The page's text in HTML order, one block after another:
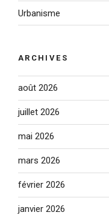
Urbanisme
ARCHIVES
août 2026
juillet 2026
mai 2026
mars 2026
février 2026
janvier 2026